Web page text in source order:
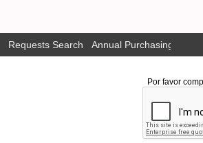
Requests Search Annual Purchasing Plan
Por favor